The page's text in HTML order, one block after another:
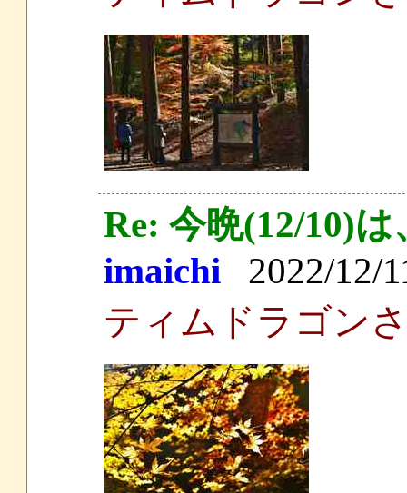
Re: 今晩(12/10)
imaichi 2022/12/
ティムドラゴン